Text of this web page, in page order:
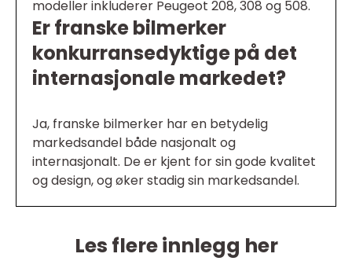
modeller inkluderer Peugeot 208, 308 og 508.
Er franske bilmerker
konkurransedyktige på det
internasjonale markedet?
Ja, franske bilmerker har en betydelig
markedsandel både nasjonalt og
internasjonalt. De er kjent for sin gode kvalitet
og design, og øker stadig sin markedsandel.
Les flere innlegg her